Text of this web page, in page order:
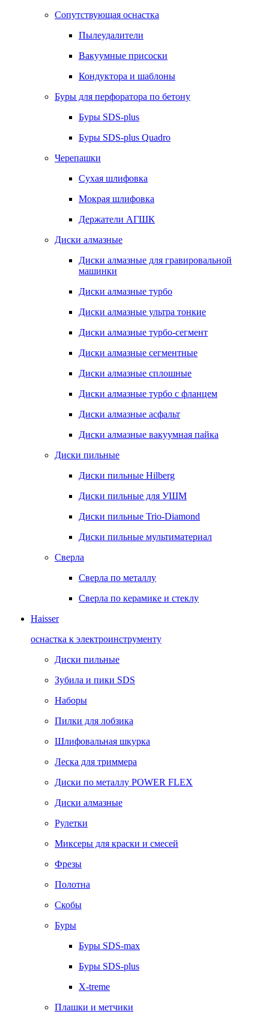
Сопутствующая оснастка
Пылеудалители
Вакуумные присоски
Кондуктора и шаблоны
Буры для перфоратора по бетону
Буры SDS-plus
Буры SDS-plus Quadro
Черепашки
Сухая шлифовка
Мокрая шлифовка
Держатели АГШК
Диски алмазные
Диски алмазные для гравировальной
машинки
Диски алмазные турбо
Диски алмазные ультра тонкие
Диски алмазные турбо-сегмент
Диски алмазные сегментные
Диски алмазные сплошные
Диски алмазные турбо с фланцем
Диски алмазные асфальт
Диски алмазные вакуумная пайка
Диски пильные
Диски пильные Hilberg
Диски пильные для УШМ
Диски пильные Trio-Diamond
Диски пильные мультиматериал
Сверла
Сверла по металлу
Сверла по керамике и стеклу
Haisser
оснастка к электроинструменту
Диски пильные
Зубила и пики SDS
Наборы
Пилки для лобзика
Шлифовальная шкурка
Леска для триммера
Диски по металлу POWER FLEX
Диски алмазные
Рулетки
Миксеры для краски и смесей
Фрезы
Полотна
Скобы
Буры
Буры SDS-max
Буры SDS-plus
X-treme
Плашки и метчики